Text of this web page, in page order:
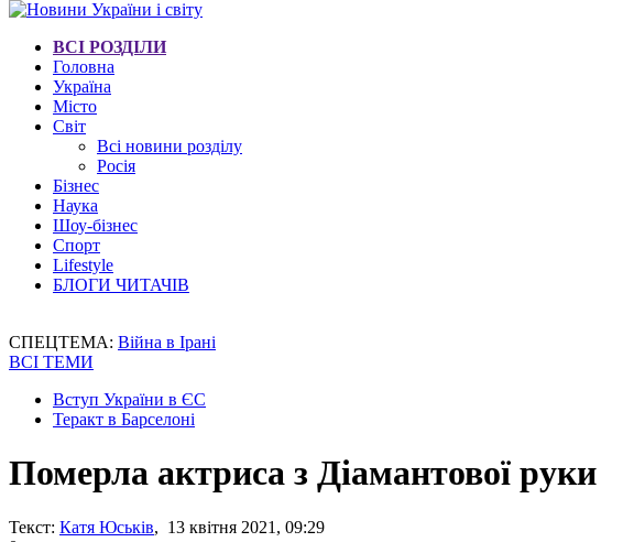
ВСІ РОЗДІЛИ
Головна
Україна
Місто
Світ
Всі новини розділу
Росія
Бізнес
Наука
Шоу-бізнес
Спорт
Lifestyle
БЛОГИ ЧИТАЧІВ
СПЕЦТЕМА: Війна в Ірані
ВСІ ТЕМИ
Вступ України в ЄС
Теракт в Барселоні
Померла актриса з Діамантової руки
Текст: Катя Юськів, 13 квітня 2021, 09:29